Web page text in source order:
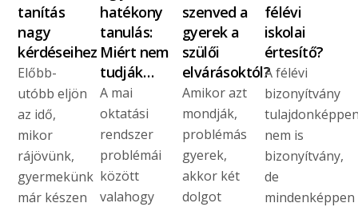
tanítás
nagy
kérdéseihez
Előbb-
utóbb eljön
az idő,
mikor
rájövünk,
gyermekünk
már készen
hatékony
tanulás:
Miért nem
tudják…
A mai
oktatási
rendszer
problémái
között
valahogy
szenved a
gyerek a
szülői
elvárásoktól?
Amikor azt
mondják,
problémás
gyerek,
akkor két
dolgot
félévi
iskolai
értesítő?
A félévi
bizonyítvány
nem is
bizonyítvány,
de
mindenképpen